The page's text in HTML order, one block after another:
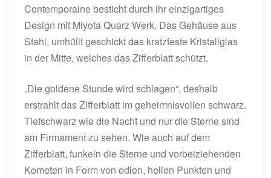
Contemporaine besticht durch ihr einzigartiges
Design mit Miyota Quarz Werk. Das Gehäuse aus
Stahl, umhüllt geschickt das kratzfeste Kristallglas
in der Mitte, welches das Zifferblatt schützt.
„Die goldene Stunde wird schlagen“, deshalb
erstrahlt das Zifferblatt im geheimnisvollen schwarz.
Tiefschwarz wie die Nacht und nur die Sterne sind
am Firmament zu sehen. Wie auch auf dem
Zifferblatt, funkeln die Sterne und vorbeiziehenden
Kometen in Form von edlen, hellen Punkten und